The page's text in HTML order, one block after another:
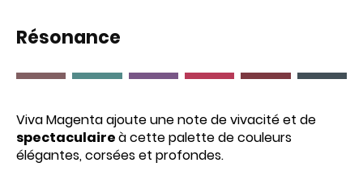
Résonance
Viva Magenta ajoute une note de vivacité et de
spectaculaireà cette palette de couleurs
élégantes, corsées et profondes.